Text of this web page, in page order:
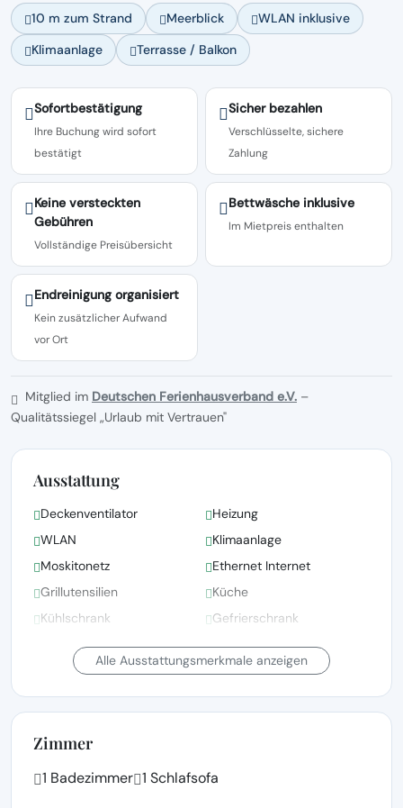
10 m zum Strand Meerblick
WLAN inklusive
Klimaanlage
Terrasse / Balkon
Sofortbestätigung
Ihre Buchung wird sofort
bestätigt
Sicher bezahlen
Verschlüsselte, sichere
Zahlung
Keine versteckten
Gebühren
Vollständige Preisübersicht
Bettwäsche inklusive
Im Mietpreis enthalten
Endreinigung organisiert
Kein zusätzlicher Aufwand
vor Ort
Mitglied im Deutschen Ferienhausverband e.V. –
Qualitätssiegel „Urlaub mit Vertrauen"
Ausstattung
Deckenventilator
Heizung
WLAN
Klimaanlage
Moskitonetz
Ethernet Internet
Grillutensilien
Küche
Kühlschrank
Gefrierschrank
Geschirrspüler
Toaster
Alle Ausstattungsmerkmale anzeigen
Zimmer
1 Badezimmer 1 Schlafsofa